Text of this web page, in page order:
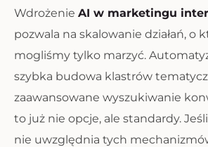
Wdrożenie AI w marketingu
pozwala na skalowanie działań, o
mogliśmy tylko marzyć.
szybka budowa klastrów
zaawansowane wyszukiwanie
to już nie opcje, ale standardy.
nie uwzględnia tych